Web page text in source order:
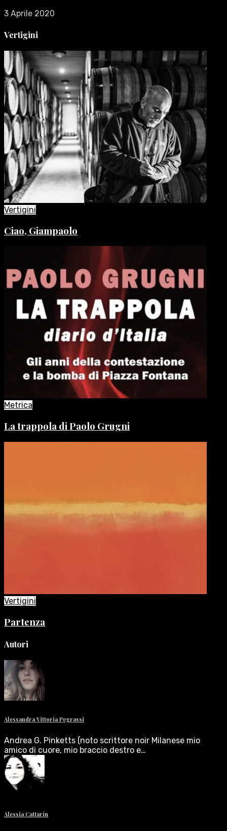
3 Aprile 2020
Vertigini
Vertigini
Ciao, Giampaolo
Metrica
La trappola di Paolo Grugni
Vertigini
Partenza
Autori
Alessandra Vittoria Pegrassi
Andrea G. Pinketts (noto scrittore noir Milanese mio
amico di cuore, mio braccio destro e…
Alessia Cattarin